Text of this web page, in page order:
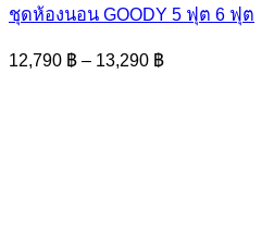
has
multiple
variants.
The
ชุดห้องนอน GOODY 5 ฟุต 6 ฟุต
12,790 ฿ – 13,290 ฿